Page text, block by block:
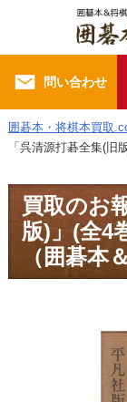
問い合わせ
囲碁本・将棋本買取
「呉清源打碁全集(旧
買取のお
版)」(全4
（囲碁本